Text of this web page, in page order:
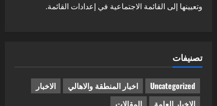
وتعيينها إلى القائمة الاجتماعية في إعدادات القائمة.
تصنيفات
Uncategorized اخبار المنطقة والاهالي
الاخبار